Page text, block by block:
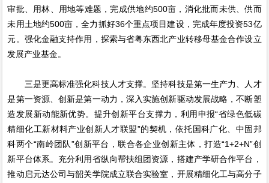
审批、用林、用地等难题，完成供地约500亩，消化批而未供、供而
未用土地约500亩，全力抓好36个重点项目建设，完成年度投资53亿
元。强化金融支持作用，探索与省粤东西北产业转移母基金合作设立
发展产业基金。
三是更高标准强化科技人才支撑。坚持科技是第一生产力、人才
是第一资源、创新是第一动力，深入实施创新驱动发展战略，不断塑
造发展新动能新优势。提升创新平台支撑力，利用申报“省绿色低碳
精细化工新材料产业创新人才联盟”的契机，依托国科广化、中固邦
科两个“南岭团队”创新平台，联合各企业创新主体，打造“1+2+N”创
新平台体系。充分利用省纵向帮扶组团资源，搭建产学研合作平台，
推动启元达公司与韶关学院成立联合实验室，开展精细化工与高分子